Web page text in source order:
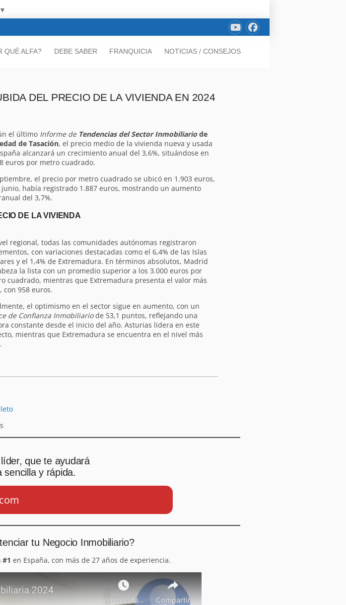
▼
QUÉ ALFA? DEBE SABER FRANQUICIA NOTICIAS / CONSEJOS
DEL PRECIO DE LA VIVIENDA EN 2024
el último Informe de Tendencias del Sector Inmobiliario de
de Tasación, el precio medio de la vivienda nueva y usada
alcanzará un crecimiento anual del 3,6%, situándose en
euros por metro cuadrado.
el precio por metro cuadrado se ubicó en 1.903 euros,
junio, había registrado 1.887 euros, mostrando un aumento
del 3,7%.
DE LA VIVIENDA
regional, todas las comunidades autónomas registraron
con variaciones destacadas como el 6,4% de las Islas
y el 1,4% de Extremadura. En términos absolutos, Madrid
la lista con un promedio superior a los 3.000 euros por
cuadrado, mientras que Extremadura presenta el valor más
con 958 euros.
el optimismo en el sector sigue en aumento, con un
de Confianza Inmobiliariode 53,1 puntos, reflejando una
constante desde el inicio del año. Asturias lidera en este
mientras que Extremadura se encuentra en el nivel más
que te ayudará
y rápida.
tu Negocio Inmobiliario?
en España, con más de 27 años de experiencia.